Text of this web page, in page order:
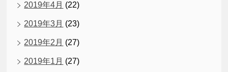
2019年4月 (22)
2019年3月 (23)
2019年2月 (27)
2019年1月 (27)